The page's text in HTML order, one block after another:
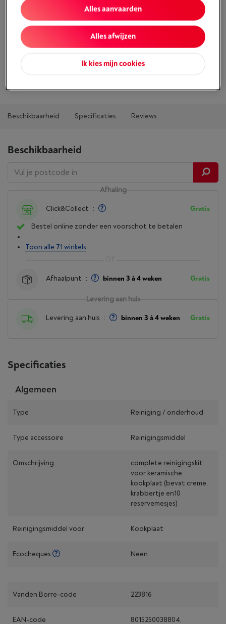
Type: Reiniging / onderhoud
Type accessoire: Reinigingsmiddel
Omschrijving: complete reinigingskit voor keramische
kookplaat (bevat creme, krabbertje en10 reservemesjes)
Beschikbaarheid Specificaties Reviews
Beschikbaarheid
Levering aan huis
Levering aan huis : binnen 3 à 4 weken Gratis
Afhaling
Click&Collect : Gratis
Bestel online zonder een voorschot te betalen
Toon alle 71 winkels
Afhaalpunt : binnen 3 à 4 weken Gratis
Specificaties
Algemeen
Type Reiniging / onderhoud
Type accessoire Reinigingsmiddel
Omschrijving
complete reinigingskit
voor keramische
kookplaat (bevat creme,
krabbertje en10
reservemesjes)
Reinigingsmiddel voor Kookplaat
Ecocheques Neen
Vanden Borre-code 223816
EAN-code 8015250038804,
Ik kies mijn cookies
Alles afwijzen
Alles aanvaarden